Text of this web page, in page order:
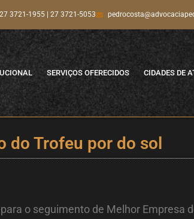
27 3721-1955 | 27 3721-5053
SERVIÇOS OFERECIDOS CIDADES DE
do Trofeu por do sol
o seguimento de Melhor Empresa